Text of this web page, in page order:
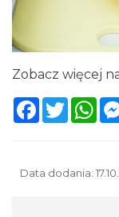
Zobacz więcej
Facebook
Twitter
Data dodania: